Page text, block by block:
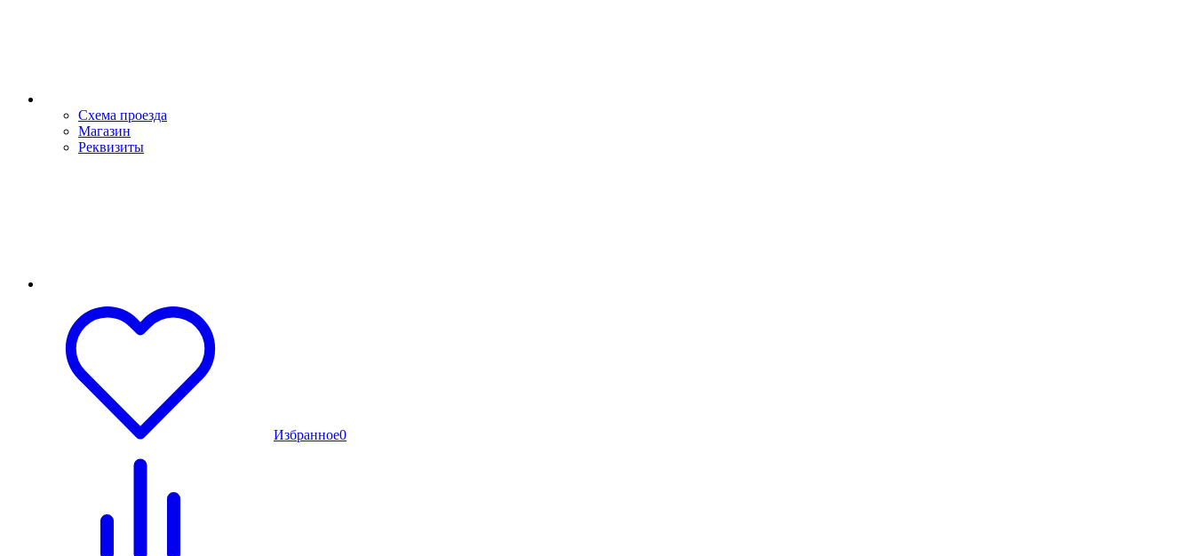
Схема проезда
Магазин
Реквизиты
Избранное0